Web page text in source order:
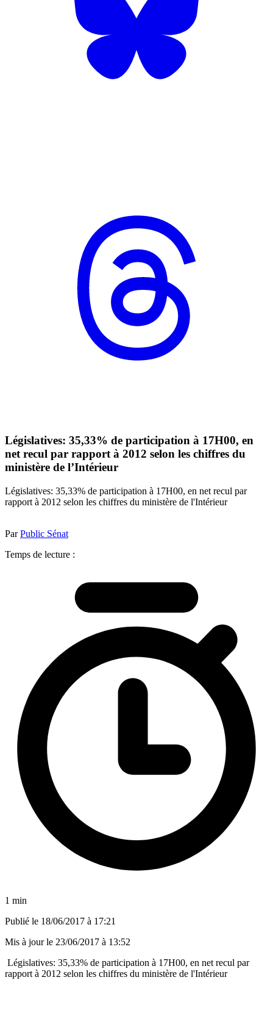
Législatives: 35,33% de participation à 17H00, en
net recul par rapport à 2012 selon les chiffres du
ministère de l’Intérieur
Législatives: 35,33% de participation à 17H00, en net recul par
rapport à 2012 selon les chiffres du ministère de l'Intérieur
ParPublic Sénat
Temps de lecture :
1 min
Publié le 18/06/2017 à 17:21
Mis à jour le 23/06/2017 à 13:52
Législatives: 35,33% de participation à 17H00, en net recul par
rapport à 2012 selon les chiffres du ministère de l'Intérieur